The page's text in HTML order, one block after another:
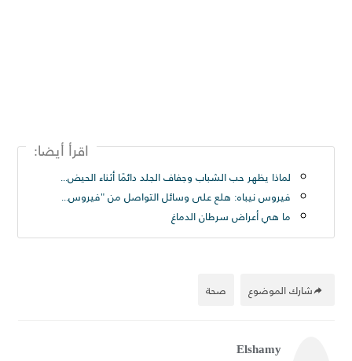
اقرأ أيضا:
لماذا يظهر حب الشباب وجفاف الجلد دائمًا أثناء الحيض؟ هذا هو التفسير - حريتي العربيه
فيروس نيباه: هلع على وسائل التواصل من "فيروس قاتل تنقله الخفافيش" فما قصته وحقيقته؟ - A deadly virus transmitted by bats
ما هي أعراض سرطان الدماغ
صحة شارك الموضوع
Elshamy